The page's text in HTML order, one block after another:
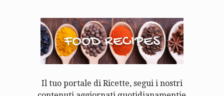
Il tuo portale di Ricette, segui i nostri